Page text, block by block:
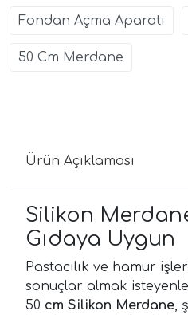
Fondan Açma Aparatı
50 Cm Merdane
Ürün Açıklaması
Silikon
Gıdaya Uygun
Pastacılık ve hamur
sonuçlar almak
50 cm Silikon Merdane,